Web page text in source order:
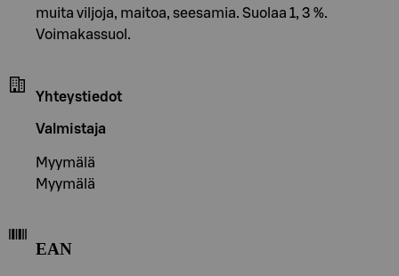
muita viljoja, maitoa, seesamia. Suolaa 1, 3 %.
Voimakassuol.
Yhteystiedot
Valmistaja
Myymälä
Myymälä
EAN